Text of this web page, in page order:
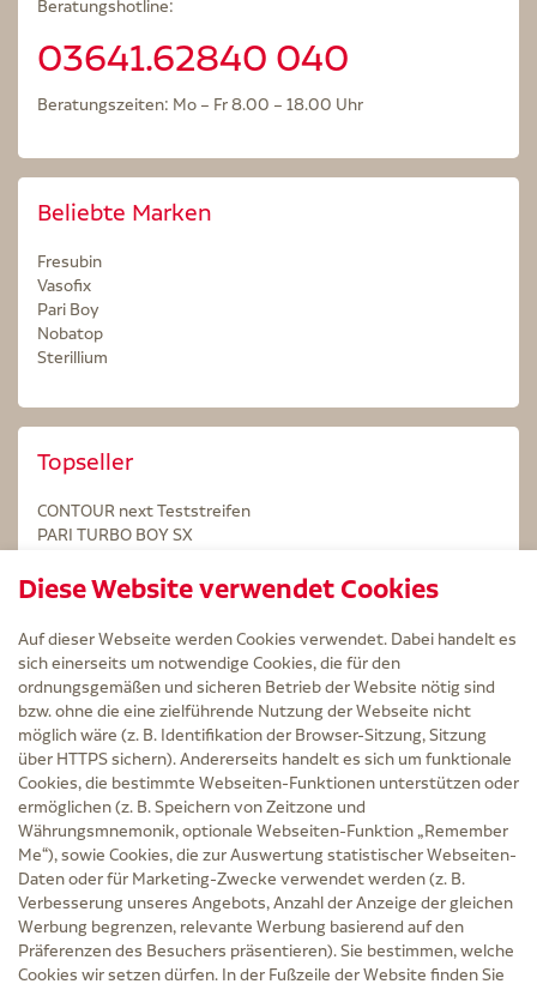
Beratungshotline:
03641.62840 040
Beratungszeiten: Mo – Fr 8.00 – 18.00 Uhr
Beliebte Marken
Fresubin
Vasofix
Pari Boy
Nobatop
Sterillium
Topseller
CONTOUR next Teststreifen
PARI TURBO BOY SX
Kintex Kinesiologie Tape blau
Service
Versand und Lieferzeit
Kontakt
FAQ
AGB
Cookie-Einstellungen
Datenschutz
Erklärung zur Barrierefreiheit
Widerruf
Impressum
Diese Website verwendet Cookies
Auf dieser Webseite werden Cookies verwendet. Dabei handelt es
sich einerseits um notwendige Cookies, die für den
ordnungsgemäßen und sicheren Betrieb der Website nötig sind
bzw. ohne die eine zielführende Nutzung der Webseite nicht
möglich wäre (z. B. Identifikation der Browser-Sitzung, Sitzung
über HTTPS sichern). Andererseits handelt es sich um funktionale
Cookies, die bestimmte Webseiten-Funktionen unterstützen oder
ermöglichen (z. B. Speichern von Zeitzone und
Währungsmnemonik, optionale Webseiten-Funktion „Remember
Me“), sowie Cookies, die zur Auswertung statistischer Webseiten-
Daten oder für Marketing-Zwecke verwendet werden (z. B.
Verbesserung unseres Angebots, Anzahl der Anzeige der gleichen
Werbung begrenzen, relevante Werbung basierend auf den
Präferenzen des Besuchers präsentieren). Sie bestimmen, welche
Cookies wir setzen dürfen. In der Fußzeile der Website finden Sie